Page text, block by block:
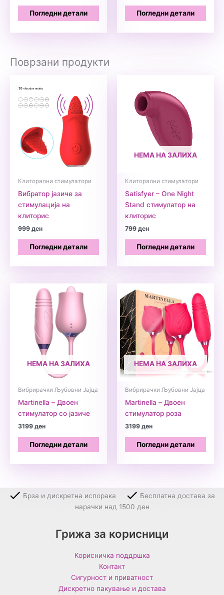
Погледни детали Погледни детали
Поврзани продукти
Клиторални стимулатори
Вибратор јазиче за
стимулација на
клиторис
999ден
Погледни детали
НЕМА НА ЗАЛИХА
Клиторални стимулатори
Satisfyer – One Night
Stand стимулатор на
клиторис
799ден
Погледни детали
НЕМА НА ЗАЛИХА
Вибрирачки Љубовни Јајца
Martinella – Двоен
стимулатор со јазиче
3199ден
Погледни детали
НЕМА НА ЗАЛИХА
Вибрирачки Љубовни Јајца
Martinella – Двоен
стимулатор роза
3199ден
Погледни детали
Брза и дискретна испорака
Бесплатна достава за
нарачки над 1500 ден
Грижа за корисници
Корисничка поддршка
Контакт
Сигурност и приватност
Дискретно пакување и достава